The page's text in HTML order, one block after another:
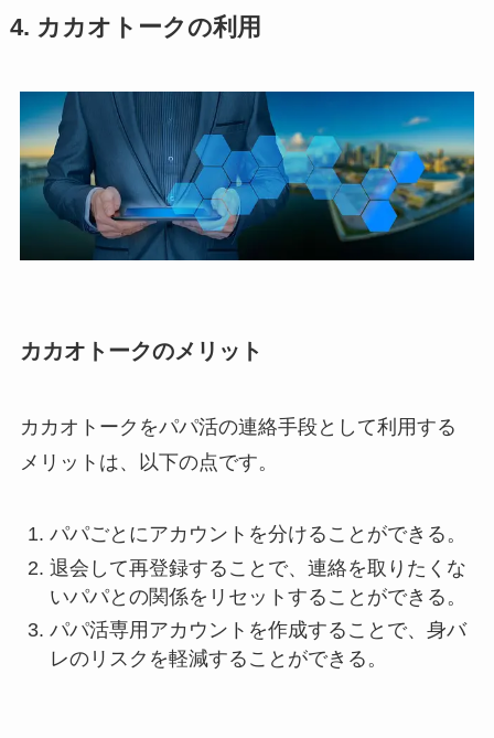
4. カカオトークの利用
カカオトークのメリット
カカオトークをパパ活の連絡手段として利用する
メリットは、以下の点です。
パパごとにアカウントを分けることができる。
退会して再登録することで、連絡を取りたくな
いパパとの関係をリセットすることができる。
パパ活専用アカウントを作成することで、身バ
レのリスクを軽減することができる。